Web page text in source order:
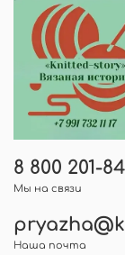
оставить
почту.
8 800 201-
Мы на связи
Наша почта